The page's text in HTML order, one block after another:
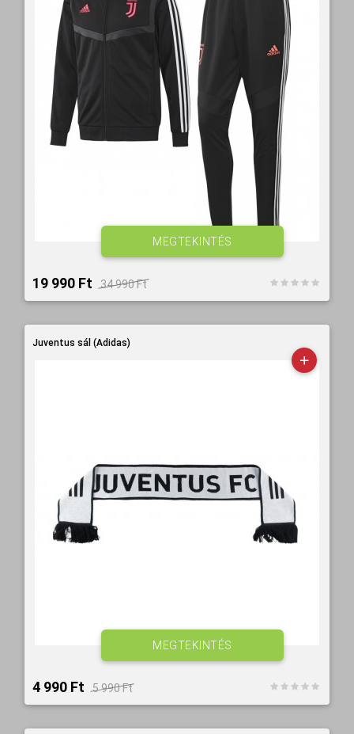
19 990 Ft‎ 34 990 Ft‎
MEGTEKINTÉS
Juventus sál (Adidas)
4 990 Ft‎ 5 990 Ft‎
MEGTEKINTÉS